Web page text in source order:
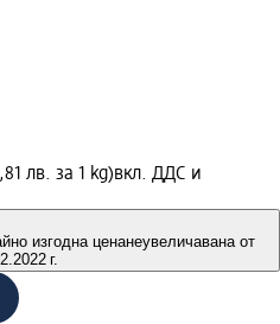
лв. за 1 kg)вкл. ДДС и
изгодна ценанеувеличавана от
г.